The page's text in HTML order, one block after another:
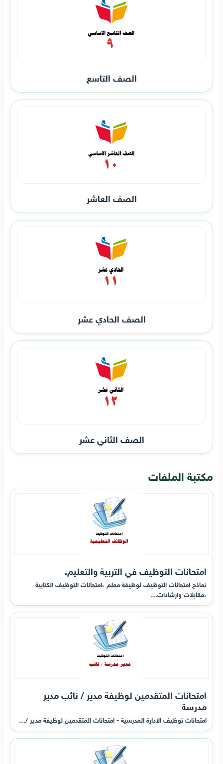
الصف التاسع
الصف العاشر
الصف الحادي عشر
الصف الثاني عشر
مكتبة الملفات
امتحانات التوظيف في التربية والتعليم.
نماذج امتحانات التوظيف لوظيفة معلم ،امتحانات التوظيف الكتابية
،مقابلات وارشادات…
امتحانات المتقدمين لوظيفة مدير / نائب مدير
مدرسة
امتحانات توظيف الادارة المدرسية - امتحانات المتقدمين لوظيفة مدير /…